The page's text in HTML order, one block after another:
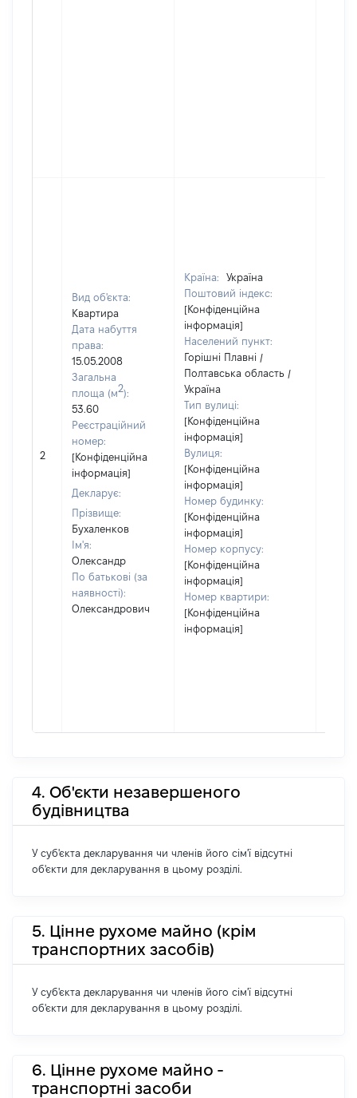
2
Вид об'єкта:
Квартира
Дата набуття
права:
15.05.2008
Загальна
площа (м2):
53.60
Реєстраційний
номер:
[Конфіденційна
інформація]
Декларує:
Прізвище:
Бухаленков
Ім'я:
Олександр
По батькові (за
наявності):
Олександрович
Країна:
Україна
Поштовий індекс:
[Конфіденційна
інформація]
Населений пункт:
Горішні Плавні /
Полтавська область /
Україна
Тип вулиці:
[Конфіденційна
інформація]
Вулиця:
[Конфіденційна
інформація]
Номер будинку:
[Конфіденційна
інформація]
Номер корпусу:
[Конфіденційна
інформація]
Номер квартири:
[Конфіденційна
інформація]
4. Об'єкти незавершеного
будівництва
У суб'єкта декларування чи членів його сім'ї відсутні
об'єкти для декларування в цьому розділі.
5. Цінне рухоме майно (крім
транспортних засобів)
У суб'єкта декларування чи членів його сім'ї відсутні
об'єкти для декларування в цьому розділі.
6. Цінне рухоме майно -
транспортні засоби